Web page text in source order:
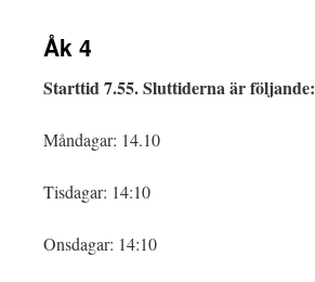
Åk 4
Starttid 7.55. Sluttiderna är följande:
Måndagar: 14.10
Tisdagar: 14:10
Onsdagar: 14:10